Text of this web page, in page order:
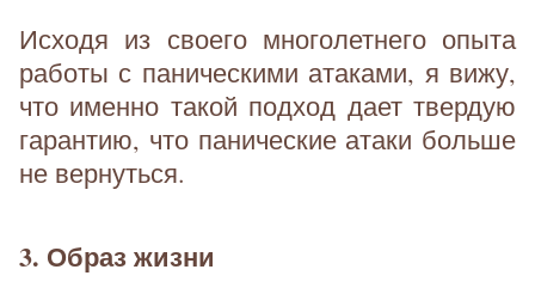
Исходя из своего многолетнего опыта
работы с паническими атаками, я вижу,
что именно такой подход дает твердую
гарантию, что панические атаки больше
не вернуться.
3. Образ жизни